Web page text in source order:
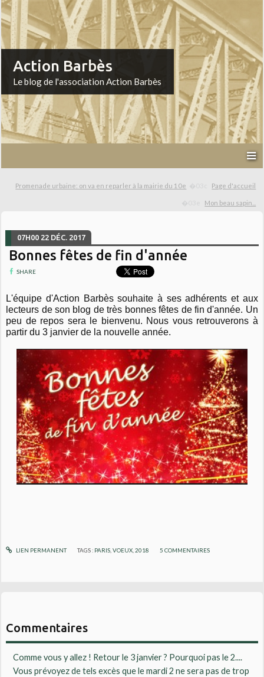
Action Barbès
Le blog de l'association Action Barbès
Promenade urbaine: on va en reparler à la mairie du 10e Page d'accueil
Mon beau sapin...
07H00 22 DÉC. 2017
Bonnes fêtes de fin d'année
SHARE
L'équipe d'Action Barbès souhaite à ses adhérents et aux
lecteurs de son blog de très bonnes fêtes de fin d'année. Un
peu de repos sera le bienvenu. Nous vous retrouverons à
partir du 3 janvier de la nouvelle année.
LIEN PERMANENT TAGS : PARIS, VOEUX, 2018 5 COMMENTAIRES
Commentaires
Comme vous y allez ! Retour le 3 janvier ? Pourquoi pas le 2....
Vous prévoyez de tels excès que le mardi 2 ne sera pas de trop